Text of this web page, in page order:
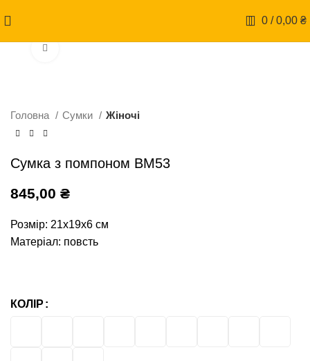
0 / 0,00 ₴
Головна Сумки Жіночі
Сумка з помпоном ВМ53
845,00 ₴
Розмір: 21х19х6 см
Матеріал: повсть
КОЛІР